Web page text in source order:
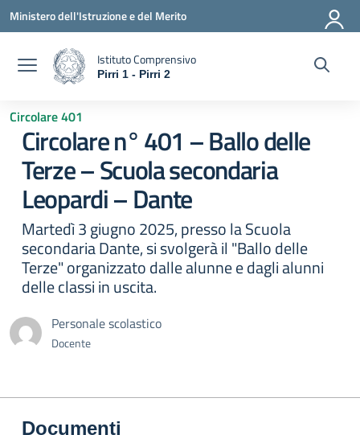
Vai ai contenuti
Vai al menu di navigazione
Vai al footer
Ministero dell'Istruzione e del Merito
Istituto Comprensivo
Pirri 1 - Pirri 2
Circolare 401
Circolare n° 401 – Ballo delle
Terze – Scuola secondaria
Leopardi – Dante
Martedì 3 giugno 2025, presso la Scuola
secondaria Dante, si svolgerà il "Ballo delle
Terze" organizzato dalle alunne e dagli alunni
delle classi in uscita.
Personale scolastico
Docente
Documenti